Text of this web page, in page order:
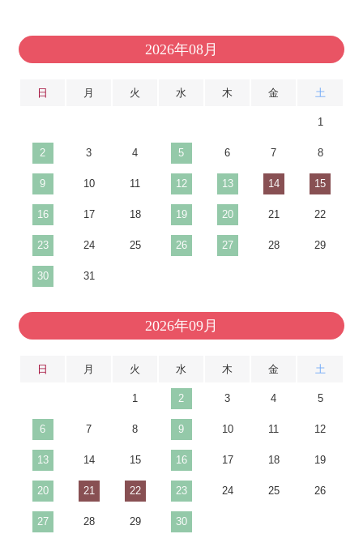
2026年08月
日 月 火 水 木 金 土
1
2 3 4 5 6 7 8
9 10 11 12 13 14 15
16 17 18 19 20 21 22
23 24 25 26 27 28 29
30 31
2026年09月
日 月 火 水 木 金 土
1 2 3 4 5
6 7 8 9 10 11 12
13 14 15 16 17 18 19
20 21 22 23 24 25 26
27 28 29 30